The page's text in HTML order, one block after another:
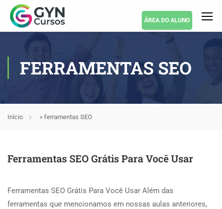
ÁREA DO ALUNO
FERRAMENTAS SEO
Início » ferramentas SEO
Ferramentas SEO Grátis Para Você Usar
Ferramentas SEO Grátis Para Você Usar Além das
ferramentas que mencionamos em nossas aulas anteriores,